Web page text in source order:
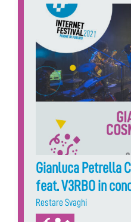
Gianluca Petrella
feat. V3RBO in
Restare Svaghi